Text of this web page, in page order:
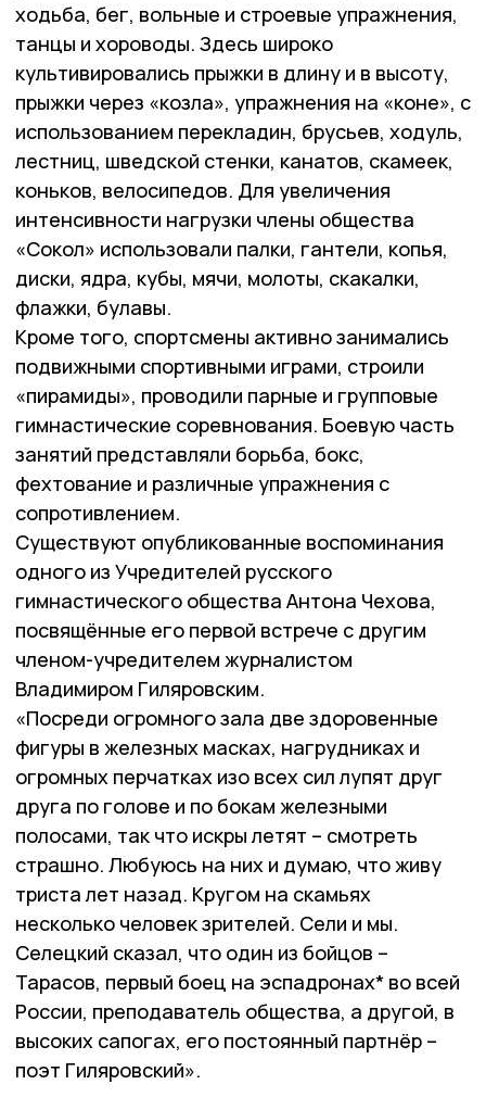
ходьба, бег, вольные и строевые упражнения,
танцы и хороводы. Здесь широко
культивировались прыжки в длину и в высоту,
прыжки через «козла», упражнения на «коне», с
использованием перекладин, брусьев, ходуль,
лестниц, шведской стенки, канатов, скамеек,
коньков, велосипедов. Для увеличения
интенсивности нагрузки члены общества
«Сокол» использовали палки, гантели, копья,
диски, ядра, кубы, мячи, молоты, скакалки,
флажки, булавы.
Кроме того, спортсмены активно занимались
подвижными спортивными играми, строили
«пирамиды», проводили парные и групповые
гимнастические соревнования. Боевую часть
занятий представляли борьба, бокс,
фехтование и различные упражнения с
сопротивлением.
Существуют опубликованные воспоминания
одного из Учредителей русского
гимнастического общества Антона Чехова,
посвящённые его первой встрече с другим
членом-учредителем журналистом
Владимиром Гиляровским.
«Посреди огромного зала две здоровенные
фигуры в железных масках, нагрудниках и
огромных перчатках изо всех сил лупят друг
друга по голове и по бокам железными
полосами, так что искры летят – смотреть
страшно. Любуюсь на них и думаю, что живу
триста лет назад. Кругом на скамьях
несколько человек зрителей. Сели и мы.
Селецкий сказал, что один из бойцов –
Тарасов, первый боец на эспадронах* во всей
России, преподаватель общества, а другой, в
высоких сапогах, его постоянный партнёр –
поэт Гиляровский».